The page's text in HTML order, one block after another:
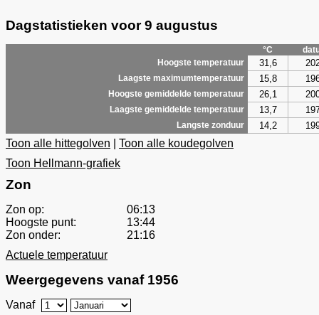
Dagstatistieken voor 9 augustus
°C
Hoogste temperatuur
31,6
Laagste maximumtemperatuur 15,8
Hoogste gemiddelde temperatuur 26,1
Laagste gemiddelde temperatuur 13,7
Langste zonduur 14,2
Toon alle hittegolven
Toon alle koudegolven
Toon Hellmann-grafiek
Zon
Zon op:
06:13
Hoogste punt:
13:44
Zon onder:
21:16
Actuele temperatuur
Weergegevens vanaf 1956
Vanaf